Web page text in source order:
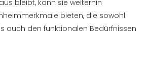
bleibt, kann sie weiterhin
bieten, die sowohl
auch den funktionalen Bedürfnissen